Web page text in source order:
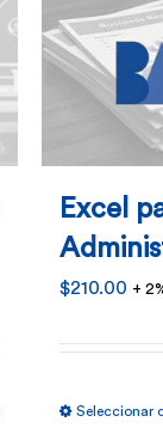
Excel
$210.00 +
Seleccionar